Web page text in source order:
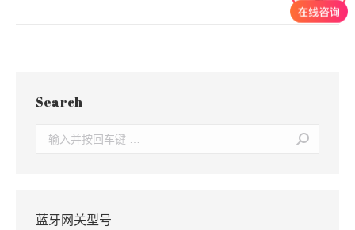
Search
Search:
蓝牙网关型号